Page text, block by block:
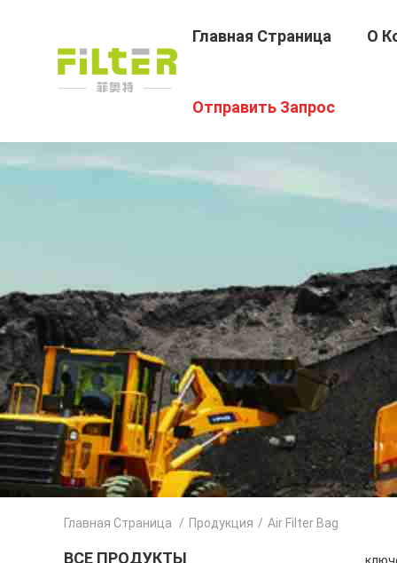
Главная Страница О
Отправить Запрос
Главная Страница / Продукция / Air Filter Bag
ВСЕ ПРОДУКТЫ